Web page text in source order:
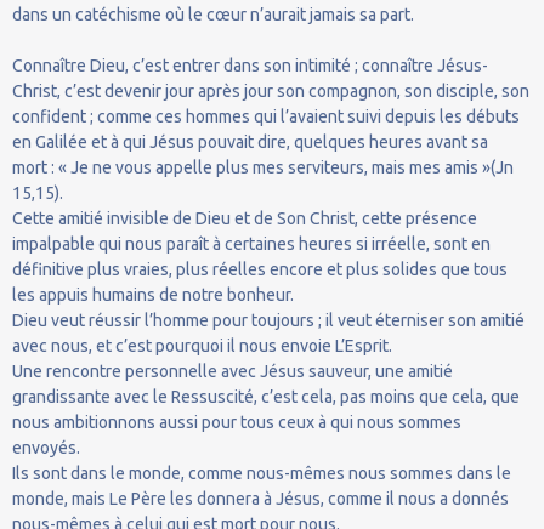
dans un catéchisme où le cœur n’aurait jamais sa part.
Connaître Dieu, c’est entrer dans son intimité ; connaître Jésus-
Christ, c’est devenir jour après jour son compagnon, son disciple, son
confident ; comme ces hommes qui l’avaient suivi depuis les débuts
en Galilée et à qui Jésus pouvait dire, quelques heures avant sa
mort : « Je ne vous appelle plus mes serviteurs, mais mes amis »(Jn
15,15).
Cette amitié invisible de Dieu et de Son Christ, cette présence
impalpable qui nous paraît à certaines heures si irréelle, sont en
définitive plus vraies, plus réelles encore et plus solides que tous
les appuis humains de notre bonheur.
Dieu veut réussir l’homme pour toujours ; il veut éterniser son amitié
avec nous, et c’est pourquoi il nous envoie L’Esprit.
Une rencontre personnelle avec Jésus sauveur, une amitié
grandissante avec le Ressuscité, c’est cela, pas moins que cela, que
nous ambitionnons aussi pour tous ceux à qui nous sommes
envoyés.
Ils sont dans le monde, comme nous-mêmes nous sommes dans le
monde, mais Le Père les donnera à Jésus, comme il nous a donnés
nous-mêmes à celui qui est mort pour nous.